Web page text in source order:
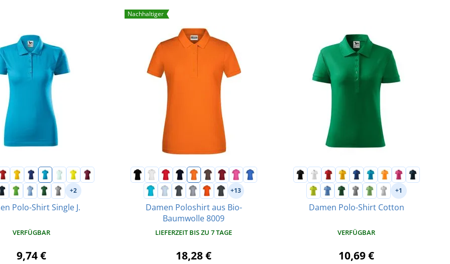
+2
Polo-Shirt Single J.
VERFÜGBAR
9,74 €
Nachhaltiger
+13
Damen Poloshirt aus Bio-
Baumwolle 8009
LIEFERZEIT BIS ZU 7 TAGE
18,28 €
+1
Damen Polo-Shirt Cotton
VERFÜGBAR
10,69 €